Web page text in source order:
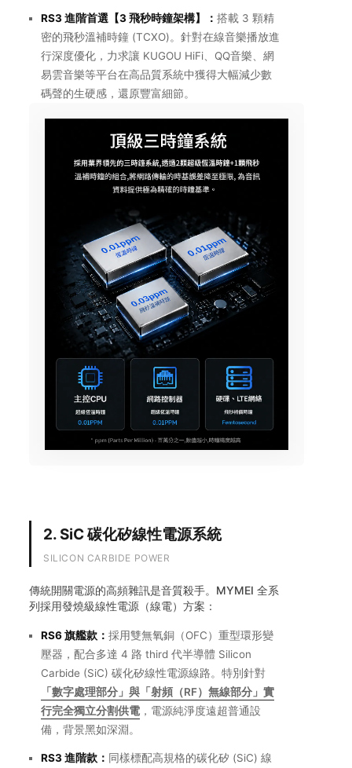
RS3 進階首選【3 飛秒時鐘架構】： 搭載 3 顆精
密的飛秒溫補時鐘 (TCXO)。針對在線音樂播放進
行深度優化，力求讓 KUGOU HiFi、QQ音樂、網
易雲音樂等平台在高品質系統中獲得大幅減少數
碼聲的生硬感，還原豐富細節。
2. SiC 碳化矽線性電源系統
SILICON CARBIDE POWER
傳統開關電源的高頻雜訊是音質殺手。MYMEI 全系
列採用發燒級線性電源（線電）方案：
RS6 旗艦款： 採用雙無氧銅（OFC）重型環形變
壓器，配合多達 4 路 third 代半導體 Silicon
Carbide (SiC) 碳化矽線性電源線路。特別針對
「數字處理部分」與「射頻（RF）無線部分」實
行完全獨立分割供電 ，電源純淨度遠超普通設
備，背景黑如深淵。
RS3 進階款： 同樣標配高規格的碳化矽 (SiC) 線